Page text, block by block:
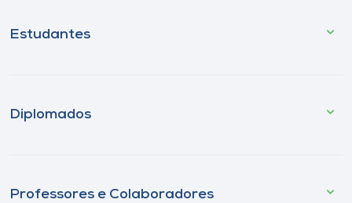
Estudantes
Diplomados
Professores e Colaboradores